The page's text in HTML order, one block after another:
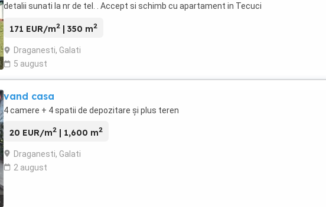
detalii sunati la nr de tel. . Accept si schimb cu apartament in Tecuci
171 EUR/m2 | 350 m2
Draganesti, Galati
5 august
vand casa
4 camere + 4 spatii de depozitare și plus teren
20 EUR/m2 | 1,600 m2
Draganesti, Galati
2 august